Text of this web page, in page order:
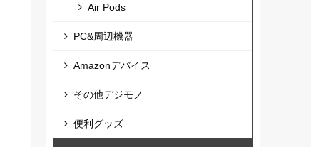
Air Pods
PC&周辺機器
Amazonデバイス
その他デジモノ
便利グッズ